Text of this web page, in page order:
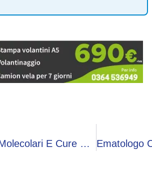
Ematologo Rambaldi: “Diagnosi Molecolari E Cure Mirate Migliorano La Prognosi Dei Tumori Del Sangue”